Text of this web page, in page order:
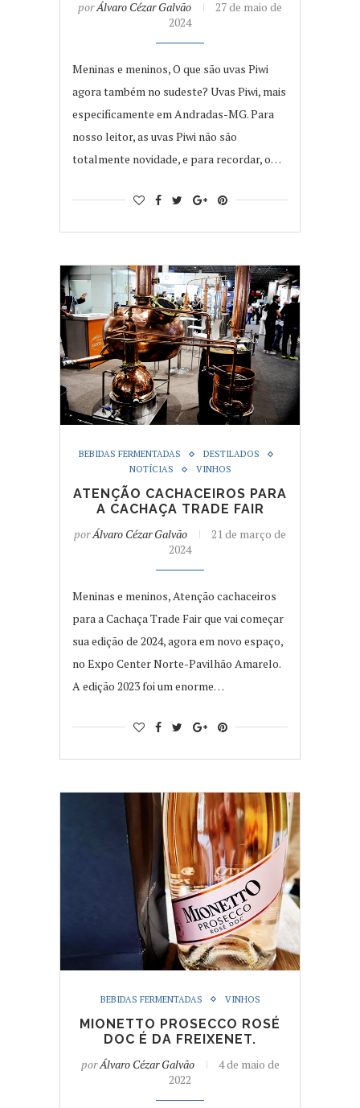
porÁlvaro Cézar Galvão
27 de maio de
2024
Meninas e meninos, O que são uvas Piwi
agora também no sudeste? Uvas Piwi, mais
especificamente em Andradas-MG. Para
nosso leitor, as uvas Piwi não são
totalmente novidade, e para recordar, o…
BEBIDAS FERMENTADAS
DESTILADOS
NOTÍCIAS
VINHOS
ATENÇÃO CACHACEIROS PARA
A CACHAÇA TRADE FAIR
porÁlvaro Cézar Galvão
21 de março de
2024
Meninas e meninos, Atenção cachaceiros
para a Cachaça Trade Fair que vai começar
sua edição de 2024, agora em novo espaço,
no Expo Center Norte-Pavilhão Amarelo.
A edição 2023 foi um enorme…
BEBIDAS FERMENTADAS VINHOS
MIONETTO PROSECCO ROSÉ
DOC É DA FREIXENET.
porÁlvaro Cézar Galvão
4 de maio de
2022